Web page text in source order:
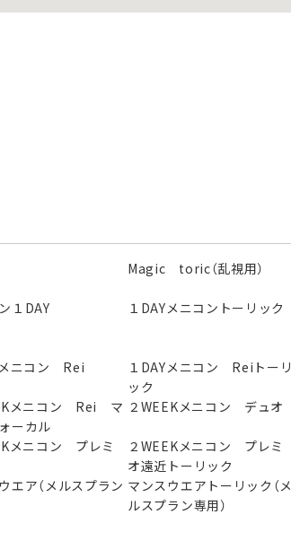
Magic toric（乱視用）
１DAY １DAYメニコントーリック
ニコン Rei
１DAYメニコン Reiトーリ
ック
メニコン Rei マ
ーカル
２WEEKメニコン デュオ
メニコン プレミ
２WEEKメニコン プレミ
オ遠近トーリック
エア（メルスプラン マンスウエアトーリック（メ
ルスプラン専用）